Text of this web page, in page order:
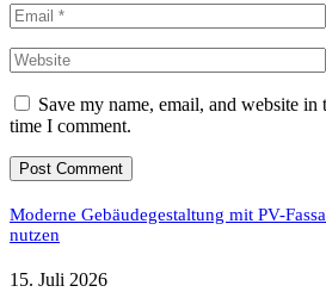
Save my name, email, and website
time I comment.
Moderne Gebäudegestaltung mit PV-
nutzen
15. Juli 2026